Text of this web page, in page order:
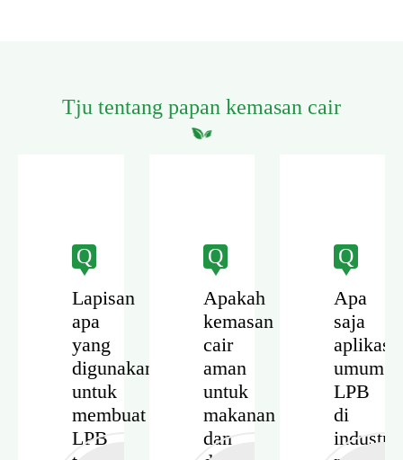
Tju tentang papan kemasan cair
Q
Lapisan
apa
yang
digunakan
untuk
membuat
LPB
Q
Apakah
kemasan
cair
aman
untuk
makanan
dan
Q
Apa
saja
aplikasi
umum
LPB
di
industri